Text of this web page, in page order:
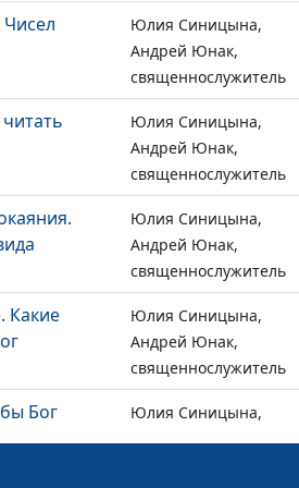
Юлия Синицына,
Андрей Юнак,
священнослужитель
Юлия Синицына,
Андрей Юнак,
священнослужитель
Юлия Синицына,
Андрей Юнак,
священнослужитель
Какие
Юлия Синицына,
Андрей Юнак,
священнослужитель
Бог
Юлия Синицына,
Андрей Юнак,